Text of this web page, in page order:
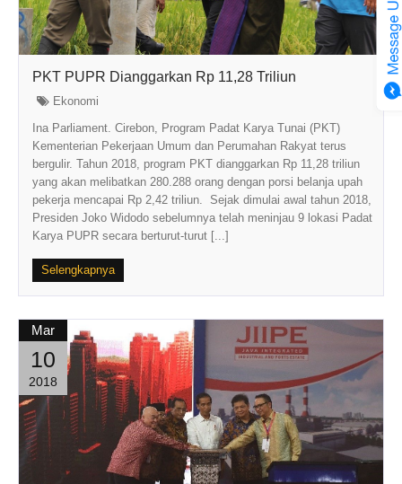
PKT PUPR Dianggarkan Rp 11,28 Triliun
Ekonomi
Ina Parliament. Cirebon, Program Padat Karya Tunai (PKT)
Kementerian Pekerjaan Umum dan Perumahan Rakyat terus
bergulir. Tahun 2018, program PKT dianggarkan Rp 11,28 triliun
yang akan melibatkan 280.288 orang dengan porsi belanja upah
pekerja mencapai Rp 2,42 triliun. Sejak dimulai awal tahun 2018,
Presiden Joko Widodo sebelumnya telah meninjau 9 lokasi Padat
Karya PUPR secara berturut-turut [...]
Selengkapnya
Mar
10
2018